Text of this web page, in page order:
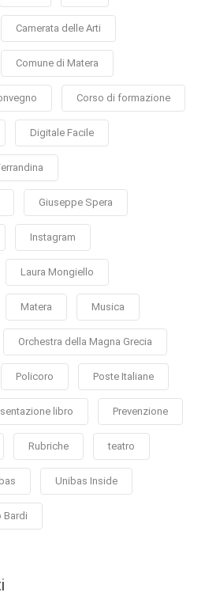
Camerata delle Arti
Comune di Matera
Corso di formazione
Digitale Facile
Giuseppe Spera
Instagram
Laura Mongiello
Matera Musica
Orchestra della Magna Grecia
Policoro Poste Italiane
libro Prevenzione
Rubriche teatro
Unibas Inside
Bardi